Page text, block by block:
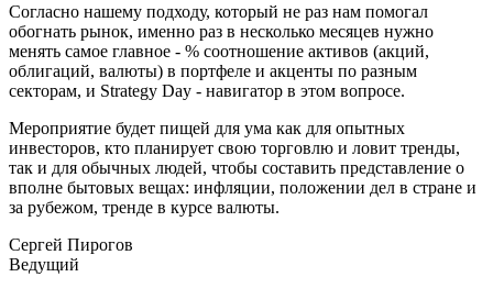
Согласно нашему подходу, который не раз нам помогал
обогнать рынок, именно раз в несколько месяцев нужно
менять самое главное - % соотношение активов (акций,
облигаций, валюты) в портфеле и акценты по разным
секторам, и Strategy Day - навигатор в этом вопросе.
Мероприятие будет пищей для ума как для опытных
инвесторов, кто планирует свою торговлю и ловит тренды,
так и для обычных людей, чтобы составить представление о
вполне бытовых вещах: инфляции, положении дел в стране и
за рубежом, тренде в курсе валюты.
Сергей Пирогов
Ведущий